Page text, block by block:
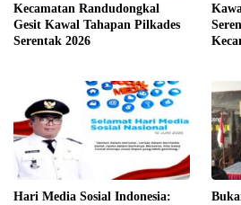
Kecamatan Randudongkal
Gesit Kawal Tahapan Pilkades
Serentak 2026
Hari Media Sosial Indonesia: